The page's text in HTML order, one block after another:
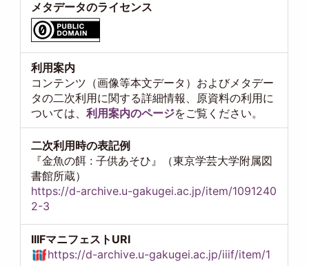
メタデータのライセンス
利用案内
コンテンツ（画像等本文データ）およびメタデー
タの二次利用に関する詳細情報、原資料の利用に
ついては、利用案内のページをご覧ください。
二次利用時の表記例
『金魚の餌 : 子供あそひ』（東京学芸大学附属図
書館所蔵）
https://d-archive.u-gakugei.ac.jp/item/1091240
2-3
IIIFマニフェストURI
https://d-archive.u-gakugei.ac.jp/iiif/item/1